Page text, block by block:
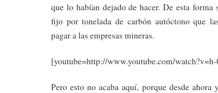
que lo habían dejado de hacer. De esta forma
fijo por tonelada de carbón autóctono que
pagar a las empresas mineras.
[youtube=http://www.youtube.com/
Pero esto no acaba aquí, porque desde